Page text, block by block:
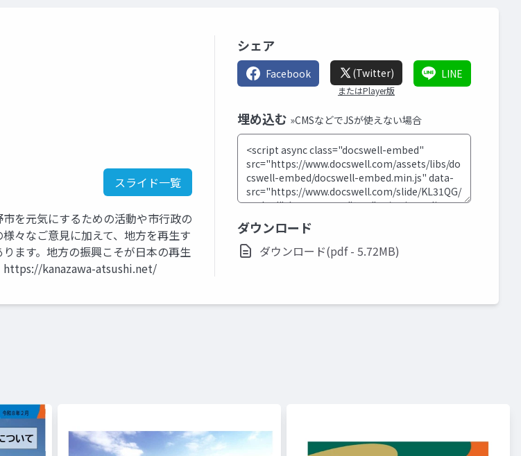
スライド一覧
を元気にするための活動や市行政の
々なご意見に加えて、地方を再生す
ます。地方の振興こそが日本の再生
https://kanazawa-atsushi.net/
シェア
Facebook (Twitter)
またはPlayer版
LINE
埋め込む »CMSなどでJSが使えない場合
ダウンロード
ダウンロード(pdf - 5.72MB)